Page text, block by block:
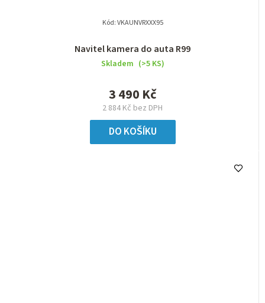
Navitel kamera do auta R99
Skladem (>5 KS)
2 884 Kč bez DPH
3 490 Kč
DO KOŠÍKU
Kód:VKAUNVRXXX95